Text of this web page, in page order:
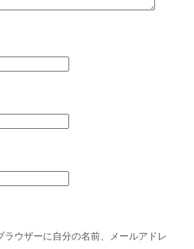
ウザーに自分の名前、メールアドレ